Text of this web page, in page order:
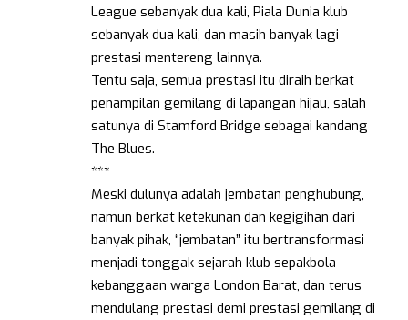
League sebanyak dua kali, Piala Dunia klub
sebanyak dua kali, dan masih banyak lagi
prestasi mentereng lainnya.
Tentu saja, semua prestasi itu diraih berkat
penampilan gemilang di lapangan hijau, salah
satunya di Stamford Bridge sebagai kandang
The Blues.
***
Meski dulunya adalah jembatan penghubung,
namun berkat ketekunan dan kegigihan dari
banyak pihak, “jembatan” itu bertransformasi
menjadi tonggak sejarah klub sepakbola
kebanggaan warga London Barat, dan terus
mendulang prestasi demi prestasi gemilang di